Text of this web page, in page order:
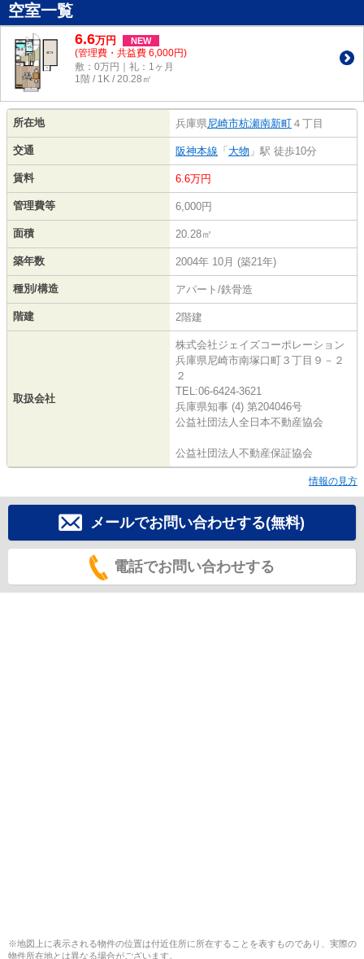
空室一覧
6.6万円 NEW
(管理費・共益費 6,000円)
敷：0万円｜礼：1ヶ月
1階 / 1K / 20.28㎡
所在地 兵庫県尼崎市杭瀬南新町 ４丁目
交通 阪神本線 「 大物 」駅 徒歩10分
賃料 6.6万円
管理費等 6,000円
面積 20.28㎡
築年数 2004年 10月 (築21年)
種別/構造 アパート/鉄骨造
階建 2階建
取扱会社
株式会社ジェイズコーポレーション
兵庫県尼崎市南塚口町３丁目９－２
２
TEL:06-6424-3621
兵庫県知事 (4) 第204046号
公益社団法人全日本不動産協会
公益社団法人不動産保証協会
情報の見方
メールでお問い合わせする(無料)
電話でお問い合わせする
※地図上に表示される物件の位置は付近住所に所在することを表すものであり、実際の
物件所在地とは異なる場合がございます。